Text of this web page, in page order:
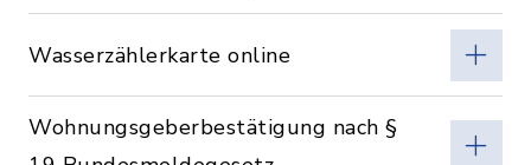
Wasserzählerkarte online
Wohnungsgeberbestätigung nach §